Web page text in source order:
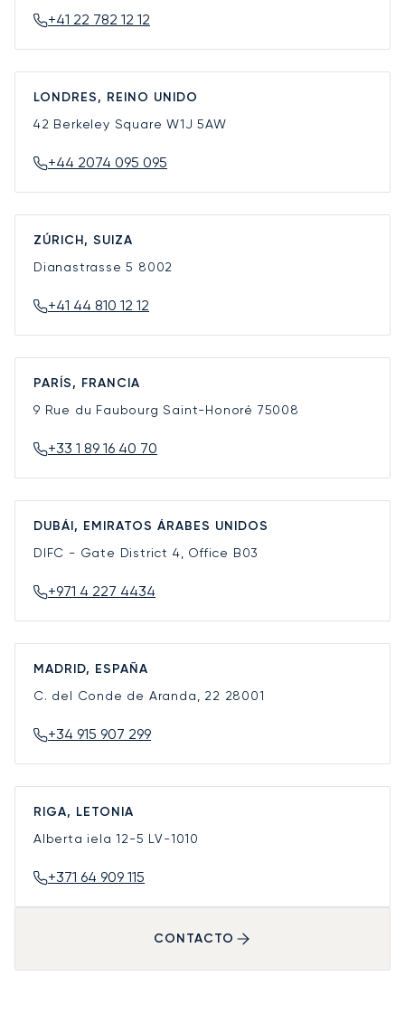
+41 22 782 12 12
LONDRES, REINO UNIDO
42 Berkeley SquareW1J 5AW
+44 2074 095 095
ZÚRICH, SUIZA
Dianastrasse 5 8002
+41 44 810 12 12
PARÍS, FRANCIA
9 Rue du Faubourg Saint-Honoré 75008
+33 1 89 16 40 70
DUBÁI, EMIRATOS ÁRABES UNIDOS
DIFC - Gate District 4, Office B03
+971 4 227 4434
MADRID, ESPAÑA
C. del Conde de Aranda, 22 28001
+34 915 907 299
RIGA, LETONIA
Alberta iela 12-5 LV-1010
+371 64 909 115
CONTACTO